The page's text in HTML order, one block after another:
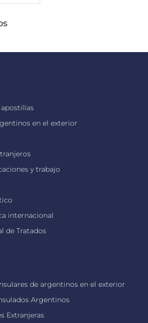
en el exterior
y trabajo
internacional
de Tratados
de argentinos en el exterior
Argentinos
Extranjeras